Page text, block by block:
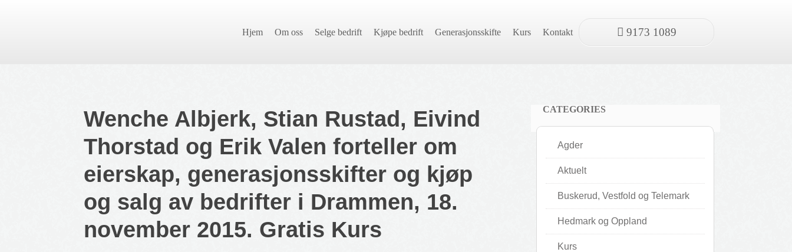
Hjem Om oss Selge bedrift Kjøpe bedrift Generasjonsskifte Kurs Kontakt 9173 1089
Wenche Albjerk, Stian Rustad, Eivind
Thorstad og Erik Valen forteller om
eierskap, generasjonsskifter og kjøp
og salg av bedrifter i Drammen, 18.
november 2015. Gratis Kurs
CATEGORIES
Agder
Aktuelt
Buskerud, Vestfold og Telemark
Hedmark og Oppland
Kurs